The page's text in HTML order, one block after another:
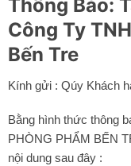
Thông Báo:
Công Ty
Bến Tre
Kính gửi : Qúy Khách
Bằng hình thức thông
PHÒNG PHẨM BẾN
nội dung sau đây :